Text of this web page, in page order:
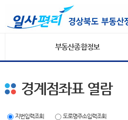
부동산종합정보
경계점좌표 열람
지번입력조회 도로명주소입력조회